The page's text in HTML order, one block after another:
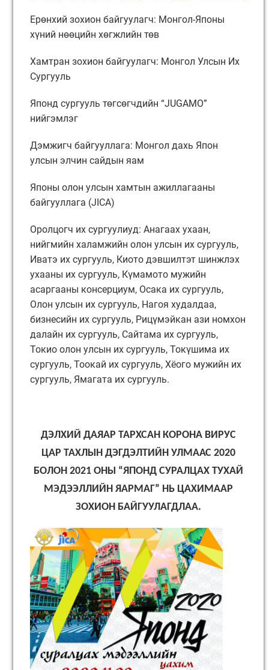
Ерөнхий зохион байгуулагч: Монгол-Японы
хүний нөөцийн хөгжлийн төв
Хамтран зохион байгуулагч: Монгол Улсын Их
Сургууль
Японд сургууль төгсөгчдийн “JUGAMO”
нийгэмлэг
Дэмжигч байгууллага: Монгол дахь Япон
улсын элчин сайдын яам
Японы олон улсын хамтын ажиллагааны
байгууллага (JICA)
Оролцогч их сургуулиуд: Анагаах ухаан,
нийгмийн халамжийн олон улсын их сургууль,
Иватэ их сургууль, Киото дэвшилтэт шинжлэх
ухааны их сургууль, Күмамото мужийн
асаргааны консерциум, Осака их сургууль,
Олон улсын их сургууль, Нагоя худалдаа,
бизнесийн их сургууль, Рицүмэйкан ази номхон
далайн их сургууль, Сайтама их сургууль,
Токио олон улсын их сургууль, Токүшима их
сургууль, Тоокай их сургууль, Хёого мужийн их
сургууль, Ямагата их сургууль.
ДЭЛХИЙ ДАЯАР ТАРХСАН КОРОНА ВИРУС
ЦАР ТАХЛЫН ДЭГДЭЛТИЙН УЛМААС 2020
БОЛОН 2021 ОНЫ “ЯПОНД СУРАЛЦАХ ТУХАЙ
МЭДЭЭЛЛИЙН ЯАРМАГ” НЬ ЦАХИМААР
ЗОХИОН БАЙГУУЛАГДЛАА.